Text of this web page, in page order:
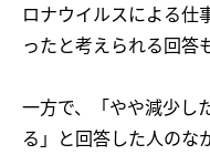
ロナウイルスによる仕
ったと考えられる回答
一方で、「やや減少し
る」と回答した人のな